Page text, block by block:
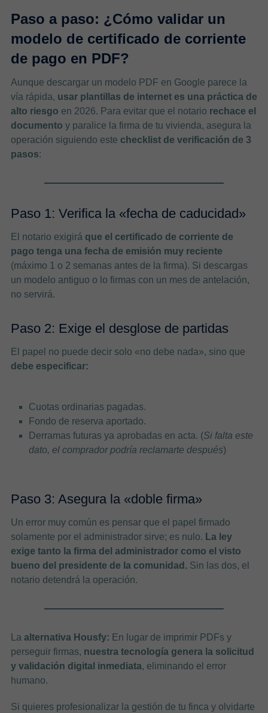
Paso a paso: ¿Cómo validar un
modelo de certificado de corriente
de pago en PDF?
Aunque descargar un modelo PDF en Google parece la
vía rápida, usar plantillas de internet es una práctica de
alto riesgo en 2026. Para evitar que el notario rechace el
documento y paralice la firma de tu vivienda, asegura la
operación siguiendo este checklist de verificación de 3
pasos:
Paso 1: Verifica la «fecha de caducidad»
El notario exigirá que el certificado de corriente de
pago tenga una fecha de emisión muy reciente
(máximo 1 o 2 semanas antes de la firma). Si descargas
un modelo antiguo o lo firmas con un mes de antelación,
no servirá.
Paso 2: Exige el desglose de partidas
El papel no puede decir solo «no debe nada», sino que
debe especificar:
Cuotas ordinarias pagadas.
Fondo de reserva aportado.
Derramas futuras ya aprobadas en acta. (Si falta este
dato, el comprador podría reclamarte después)
Paso 3: Asegura la «doble firma»
Un error muy común es pensar que el papel firmado
solamente por el administrador sirve; es nulo. La ley
exige tanto la firma del administrador como el visto
bueno del presidente de la comunidad. Sin las dos, el
notario detendrá la operación.
La alternativa Housfy: En lugar de imprimir PDFs y
perseguir firmas, nuestra tecnología genera la solicitud
y validación digital inmediata, eliminando el error
humano.
Si quieres profesionalizar la gestión de tu finca y olvidarte